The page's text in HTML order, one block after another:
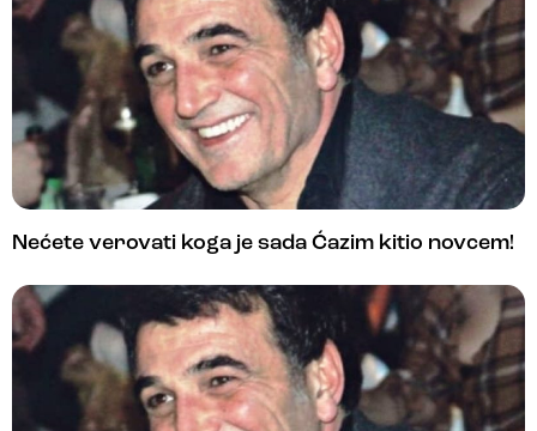
Nećete verovati koga je sada Ćazim kitio novcem!